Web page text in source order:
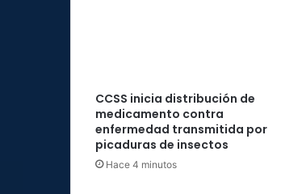
CCSS inicia distribución de
medicamento contra
enfermedad transmitida por
picaduras de insectos
Hace 4 minutos